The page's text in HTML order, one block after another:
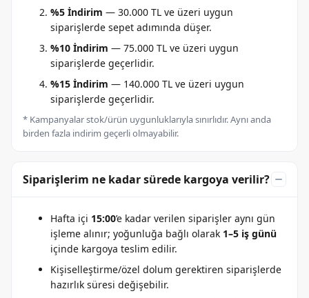
%5 İndirim — 30.000 TL ve üzeri uygun
siparişlerde sepet adımında düşer.
%10 İndirim — 75.000 TL ve üzeri uygun
siparişlerde geçerlidir.
%15 İndirim — 140.000 TL ve üzeri uygun
siparişlerde geçerlidir.
* Kampanyalar stok/ürün uygunluklarıyla sınırlıdır. Aynı anda
birden fazla indirim geçerli olmayabilir.
Siparişlerim ne kadar sürede kargoya verilir?
Hafta içi 15:00’e kadar verilen siparişler aynı gün
işleme alınır; yoğunluğa bağlı olarak 1–5 iş günü
içinde kargoya teslim edilir.
Kişiselleştirme/özel dolum gerektiren siparişlerde
hazırlık süresi değişebilir.